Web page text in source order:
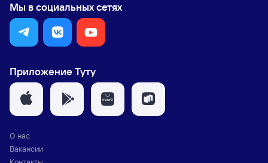
Мы в социальных сетях
Приложение Туту
О нас
Вакансии